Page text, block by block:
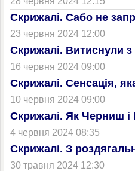
Скрижалі. Сабо не
23 червня 2024 12:00
Скрижалі. Витиснули з
16 червня 2024 09:00
Скрижалі. Сенсація,
10 червня 2024 09:00
Скрижалі. Як Черниш і
4 червня 2024 08:35
Скрижалі. З
30 травня 2024 12:30